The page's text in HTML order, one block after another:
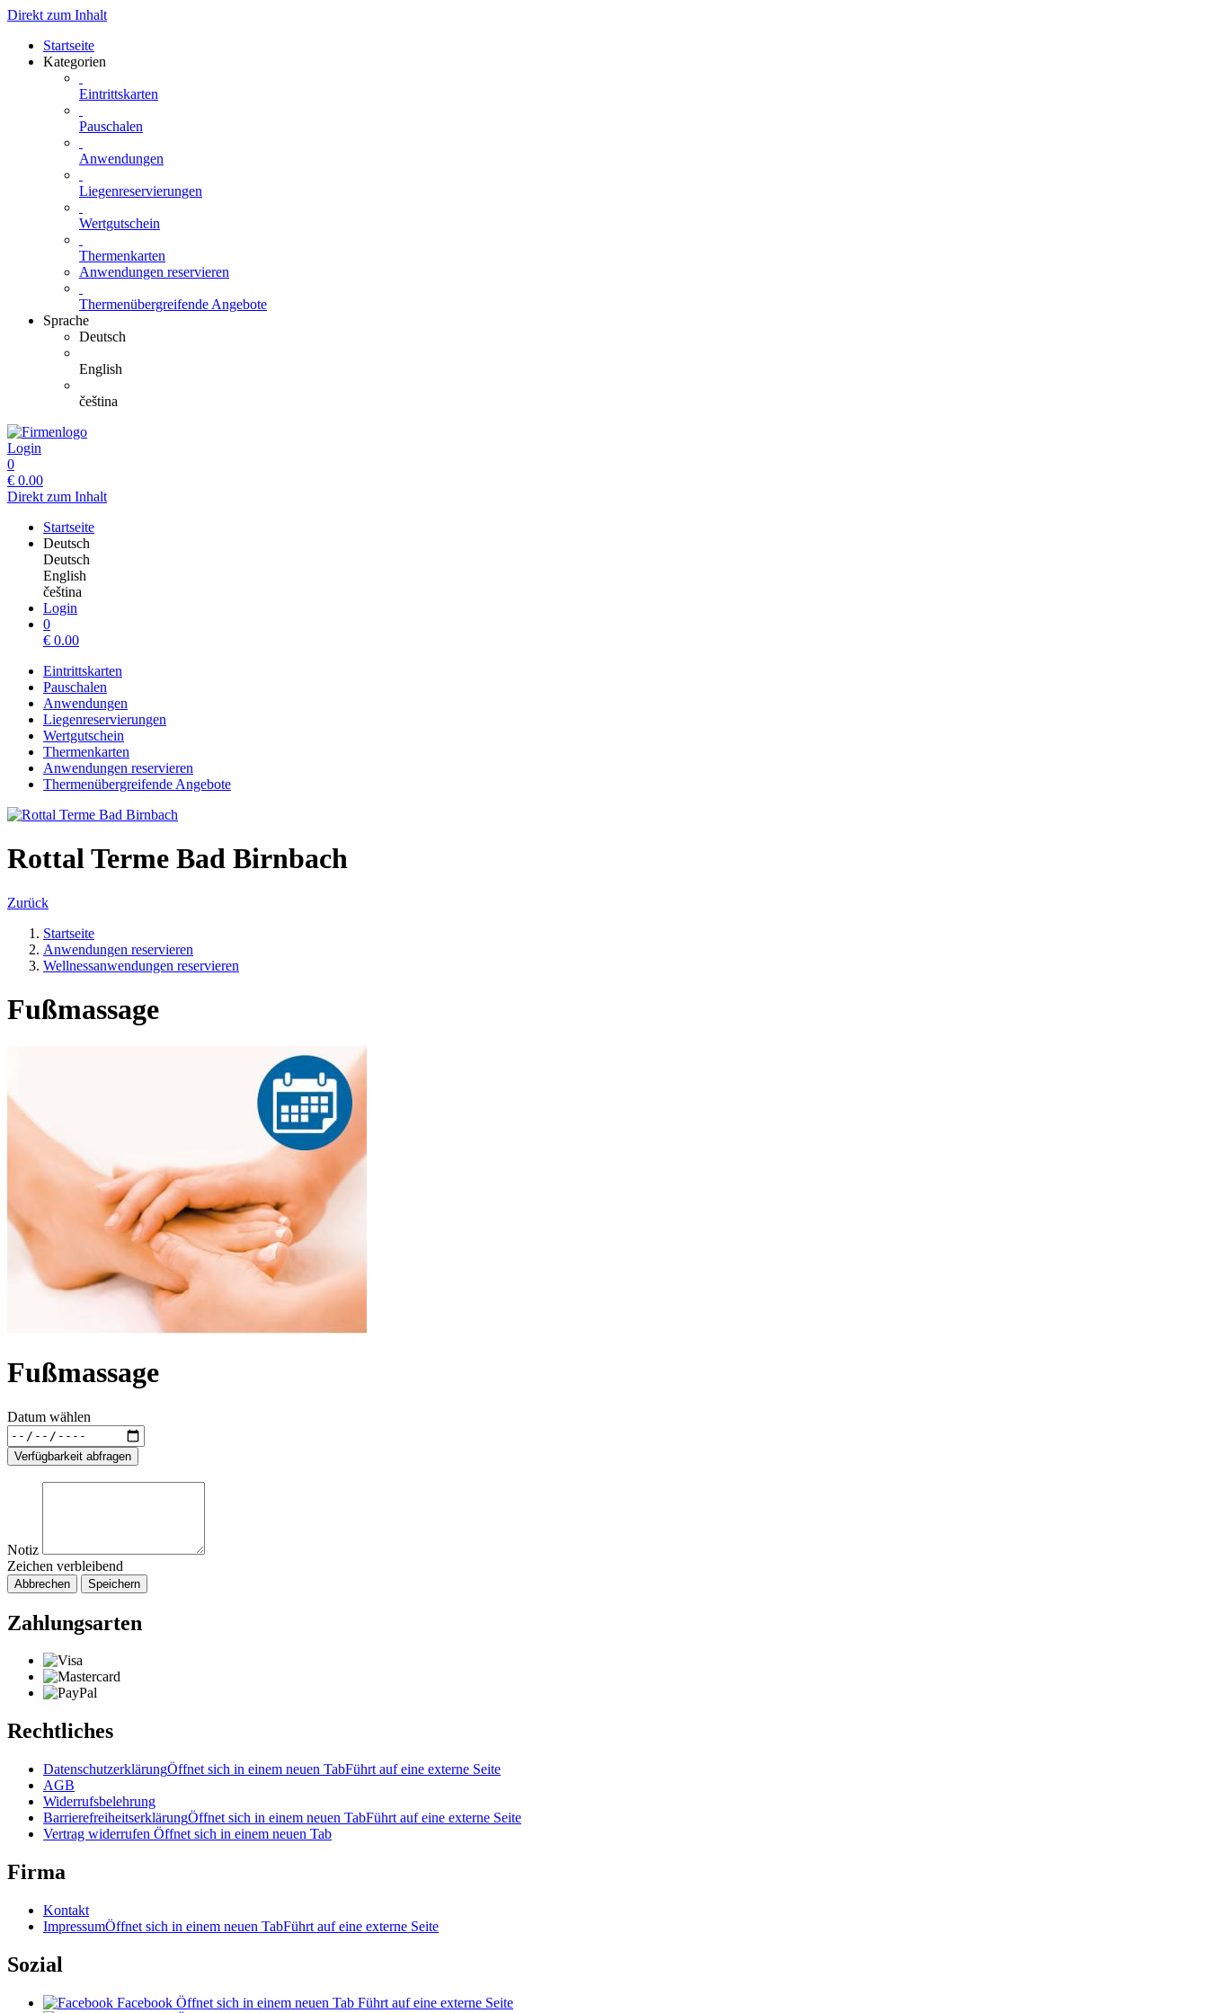
Direkt zum Inhalt
Startseite
Kategorien
Eintrittskarten
Pauschalen
Anwendungen
Liegenreservierungen
Wertgutschein
Thermenkarten
Anwendungen reservieren
Thermenübergreifende Angebote
Sprache
Deutsch
English
čeština
Login
0
€ 0.00
Direkt zum Inhalt
Startseite
Deutsch
Deutsch
English
čeština
Login
0
€ 0.00
Eintrittskarten
Pauschalen
Anwendungen
Liegenreservierungen
Wertgutschein
Thermenkarten
Anwendungen reservieren
Thermenübergreifende Angebote
Rottal Terme Bad Birnbach
Zurück
Startseite
Anwendungen reservieren
Wellnessanwendungen reservieren
Fußmassage
Fußmassage
Datum wählen
Verfügbarkeit abfragen
Notiz
Zeichen verbleibend
Abbrechen Speichern
Zahlungsarten
Rechtliches
DatenschutzerklärungÖffnet sich in einem neuen TabFührt auf eine externe Seite
AGB
Widerrufsbelehrung
BarrierefreiheitserklärungÖffnet sich in einem neuen TabFührt auf eine externe Seite
Vertrag widerrufen Öffnet sich in einem neuen Tab
Firma
Kontakt
ImpressumÖffnet sich in einem neuen TabFührt auf eine externe Seite
Sozial
Facebook Öffnet sich in einem neuen Tab Führt auf eine externe Seite